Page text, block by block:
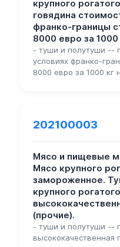
крупного
говядина
франко-границы
8000 евро за
- туши и полутуши --
условиях франко-
8000 евро за 1000 кг
202100003
Мясо и пищевые
Мясо крупного
замороженное.
крупного
(прочие).
- туши и полутуши --
высококачественная